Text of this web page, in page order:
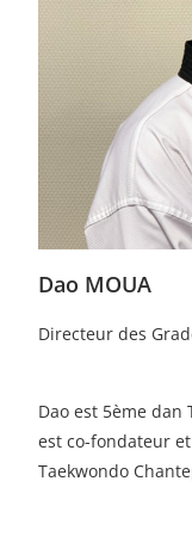
Dao MOUA
Directeur des
Dao est 5ème
est co-fondateur
Taekwondo